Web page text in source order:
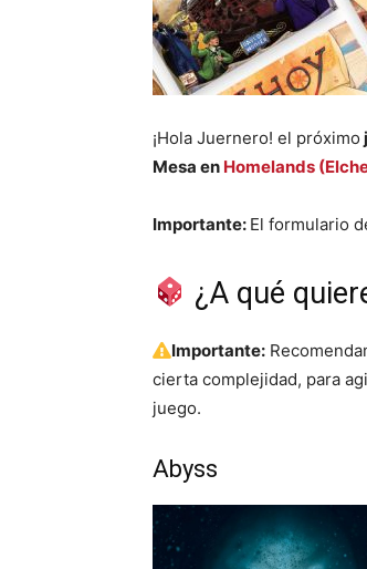
¡Hola Juernero! el próximo
Mesa en Homelands
Importante: El formulario
¿A qué
Importante:
cierta complejidad, para
juego.
Abyss